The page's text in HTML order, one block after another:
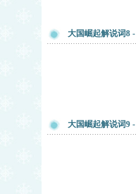
大国崛起解说词8
大国崛起解说词9